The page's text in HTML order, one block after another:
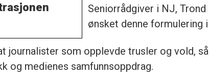
Seniorrådgiver i NJ,
ønsket denne formulering
journalister som opplevde trusler og vold,
og medienes samfunnsoppdrag.